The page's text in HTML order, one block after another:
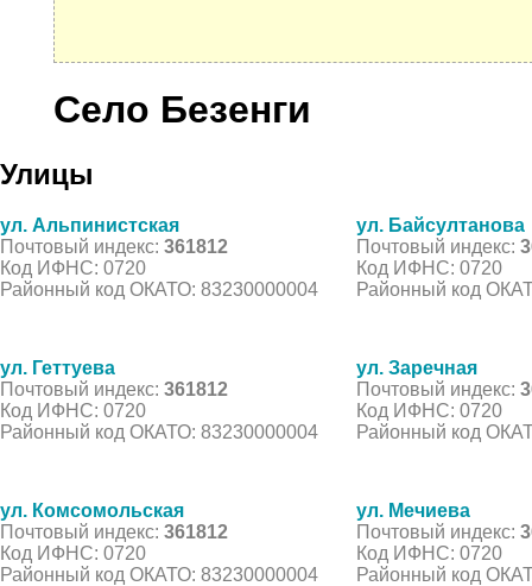
Село Безенги
Улицы
ул. Альпинистская
Почтовый индекс: 361812
Код ИФНС: 0720
Районный код ОКАТО: 83230000004
ул. Байсултанова
Почтовый индекс:
Код ИФНС: 0720
Районный код
ул. Геттуева
Почтовый индекс: 361812
Код ИФНС: 0720
Районный код ОКАТО: 83230000004
ул. Заречная
Почтовый индекс:
Код ИФНС: 0720
Районный код
ул. Комсомольская
Почтовый индекс: 361812
Код ИФНС: 0720
Районный код ОКАТО: 83230000004
ул. Мечиева
Почтовый индекс:
Код ИФНС: 0720
Районный код